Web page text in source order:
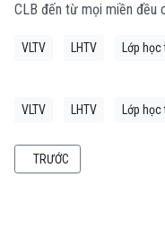
CLB đến từ mọi miền đều
VLTV LHTV Lớp
VLTV LHTV Lớp
BÀI VIẾT TRƯỚC: CUỘC
TRƯỚC